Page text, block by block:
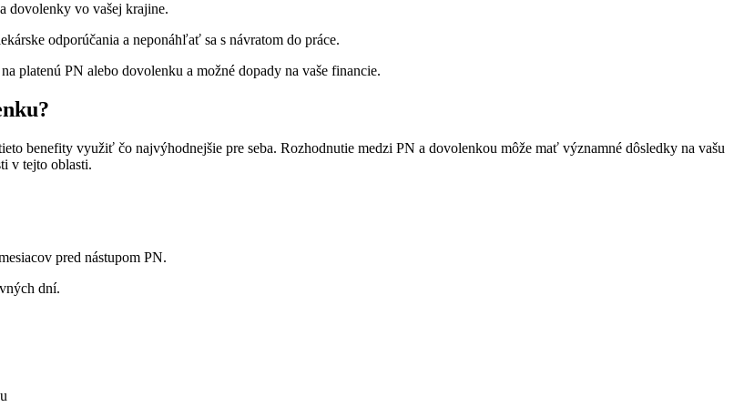
dovolenky vo vašej krajine.
odporúčania a neponáhľať sa s návratom do práce.
platenú PN alebo dovolenku a možné dopady na vaše financie.
benefity využiť čo najvýhodnejšie pre seba. Rozhodnutie medzi PN a dovolenkou môže mať významné dôsledky na vašu
v tejto oblasti.
pred nástupom PN.
dní.